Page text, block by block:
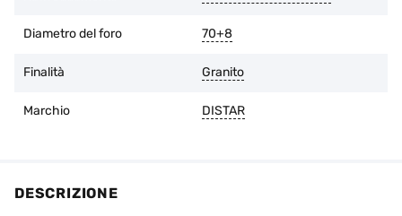
Diametro del foro 70+8
Finalità Granito
Marchio DISTAR
DESCRIZIONE